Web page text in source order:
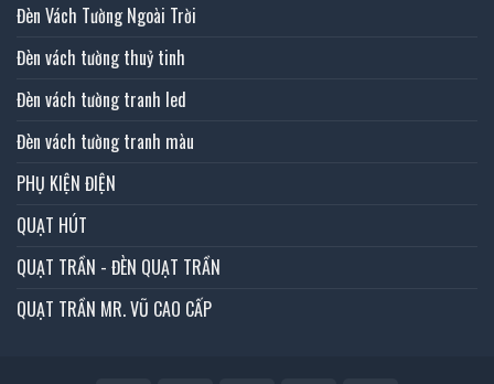
Đèn Vách Tường Ngoài Trời
Đèn vách tường thuỷ tinh
Đèn vách tường tranh led
Đèn vách tường tranh màu
PHỤ KIỆN ĐIỆN
QUẠT HÚT
QUẠT TRẦN - ĐÈN QUẠT TRẦN
QUẠT TRẦN MR. VŨ CAO CẤP